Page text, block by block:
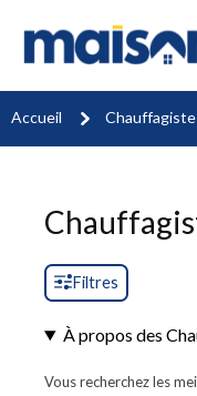
Accueil
Filtres
À propos des
Vous recherchez les